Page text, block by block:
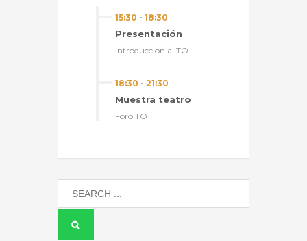
15:30 - 18:30
Presentación
Introduccion al TO
18:30 - 21:30
Muestra teatro
Foro TO